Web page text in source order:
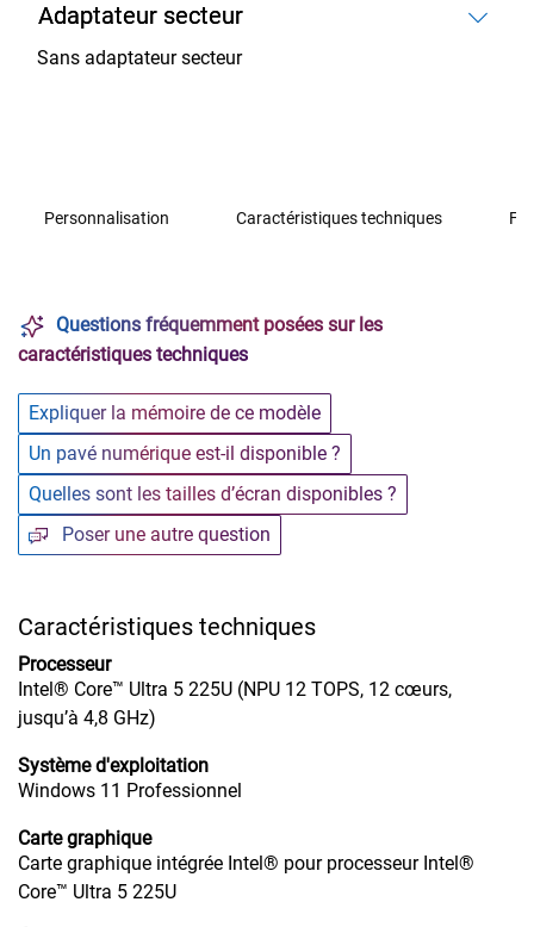
Adaptateur secteur
Sans adaptateur secteur
Personnalisation Caractéristiques techniques
Questions fréquemment posées sur les
caractéristiques techniques
Expliquer la mémoire de ce modèle
Un pavé numérique est-il disponible ?
Quelles sont les tailles d’écran disponibles ?
Poser une autre question
Caractéristiques techniques
Processeur
Intel® Core™ Ultra 5 225U (NPU 12 TOPS, 12 cœurs,
jusqu’à 4,8 GHz)
Système d'exploitation
Windows 11 Professionnel
Carte graphique
Carte graphique intégrée Intel® pour processeur Intel®
Core™ Ultra 5 225U